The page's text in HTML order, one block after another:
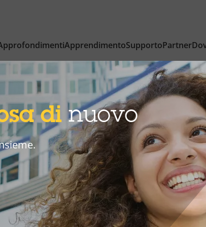
ApprendimentoSupportoPartner
di nuovo